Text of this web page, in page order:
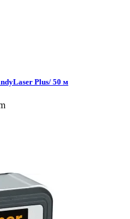
Plus/ 50 м